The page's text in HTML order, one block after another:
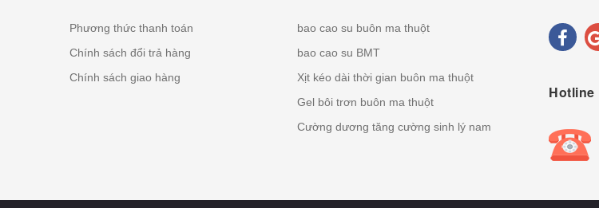
Phương thức thanh toán
Chính sách đổi trả hàng
Chính sách giao hàng
bao cao su buôn ma thuột
bao cao su BMT
Xịt kéo dài thời gian buôn ma thuột
Gel bôi trơn buôn ma thuột
Cường dương tăng cường sinh lý nam
Hotline